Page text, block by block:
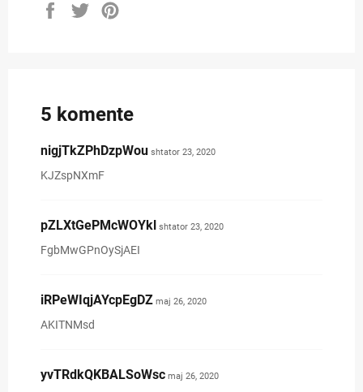
ShpërndaShpërnda
5 komente
nigjTkZPhDzpWou shtator 23, 2020
KJZspNXmF
pZLXtGePMcWOYkl shtator 23, 2020
FgbMwGPnOySjAEI
iRPeWIqjAYcpEgDZ maj 26, 2020
AKITNMsd
yvTRdkQKBALSoWsc maj 26, 2020